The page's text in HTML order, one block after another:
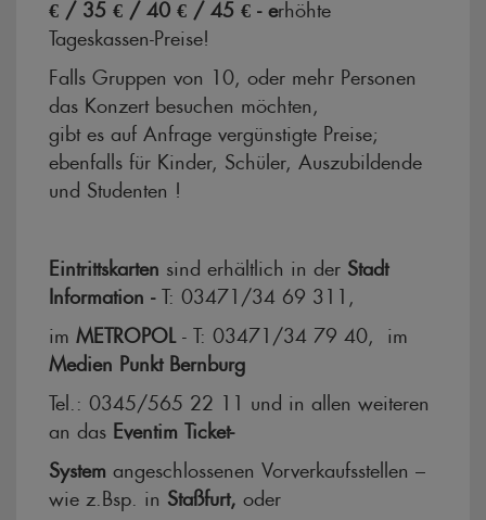
€ / 35 € / 40 € / 45 € - erhöhte
Tageskassen-Preise!
Falls Gruppen von 10, oder mehr Personen
das Konzert besuchen möchten,
gibt es auf Anfrage vergünstigte Preise;
ebenfalls für Kinder, Schüler, Auszubildende
und Studenten !
Eintrittskarten sind erhältlich in der Stadt
Information - T: 03471/34 69 311,
im METROPOL - T: 03471/34 79 40, im
Medien Punkt Bernburg
Tel.: 0345/565 22 11 und in allen weiteren
an das Eventim Ticket-
System angeschlossenen Vorverkaufsstellen –
wie z.Bsp. in Staßfurt, oder